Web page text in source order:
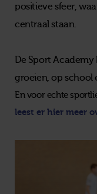
positieve sfeer,
centraal staan.
De Sport
groeien, op school
En voor echte
leest er hier meer